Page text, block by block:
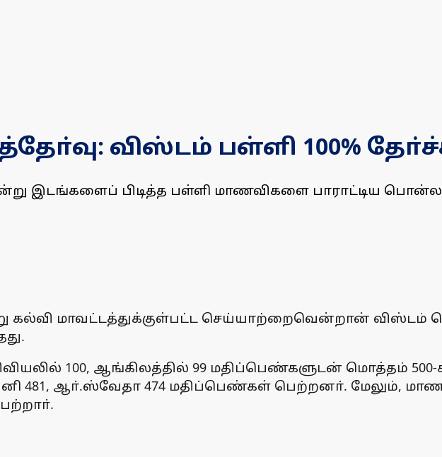
விஸ்டம் பள்ளி 100%
இடங்களைப் பிடித்த பள்ளி மாணவிகளை பாராட்டிய
கல்வி மாவட்டத்துக்குள்பட்ட செய்யாற்றைவென்றான் விஸ்டம்
100, ஆங்கிலத்தில் 99 மதிப்பெண்களுடன் மொத்தம் 500-
481, ஆா்.ஸ்வேதா 474 மதிப்பெண்கள் பெற்றனா். மேலும்,